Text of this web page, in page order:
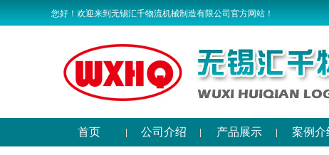
您好！欢迎来到无锡汇千物流机械制造有限公司官方网站！
首页 公司介绍 产品展示 案例介